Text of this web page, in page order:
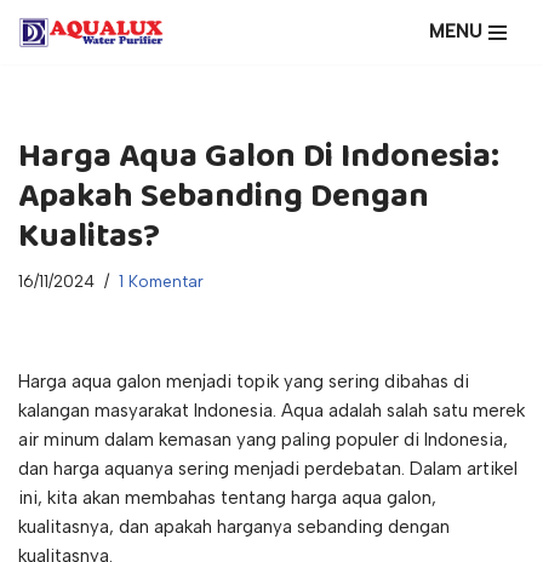
MENU
Harga Aqua Galon Di Indonesia:
Apakah Sebanding Dengan
Kualitas?
16/11/2024 1 Komentar
Harga aqua galon menjadi topik yang sering dibahas di
kalangan masyarakat Indonesia. Aqua adalah salah satu merek
air minum dalam kemasan yang paling populer di Indonesia,
dan harga aquanya sering menjadi perdebatan. Dalam artikel
ini, kita akan membahas tentang harga aqua galon,
kualitasnya, dan apakah harganya sebanding dengan
kualitasnya.